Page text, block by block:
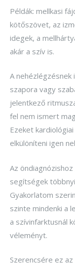
Példák: mellkasi
kötőszövet, az
idegek, a
akár a szív is.
A
szapora vagy
jelentkező
fel nem ismert
Ezeket
elkülöníteni igen
Az
segítségek
Gyakorlatom
szinte mindenki a
a szívinfarktusnál
véleményt.
Szerencsére ez